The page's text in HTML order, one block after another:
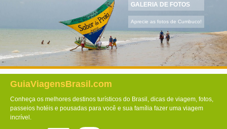
GALERIA DE FOTOS
Aprecie as fotos de Cumbuco!
GuiaViagensBrasil.com
Conheça os melhores destinos turísticos do Brasil, dicas de viagem, fotos,
passeios hotéis e pousadas para você e sua família fazer uma viagem
incrível.